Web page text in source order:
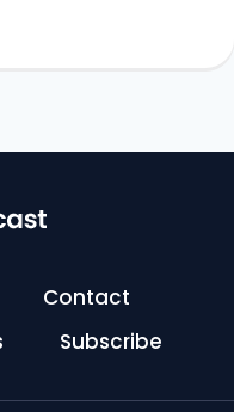
Contact
Subscribe